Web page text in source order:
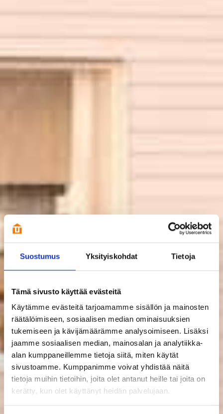
Suostumus Yksityiskohdat Tietoja
Tämä sivusto käyttää evästeitä
Käytämme evästeitä tarjoamamme sisällön ja mainosten
räätälöimiseen, sosiaalisen median ominaisuuksien
tukemiseen ja kävijämäärämme analysoimiseen. Lisäksi
jaamme sosiaalisen median, mainosalan ja analytiikka-
alan kumppaneillemme tietoja siitä, miten käytät
sivustoamme. Kumppanimme voivat yhdistää näitä
tietoja muihin tietoihin, joita olet antanut heille tai joita on
kerätty, kun olet käyttänyt heidän palvelujaan.